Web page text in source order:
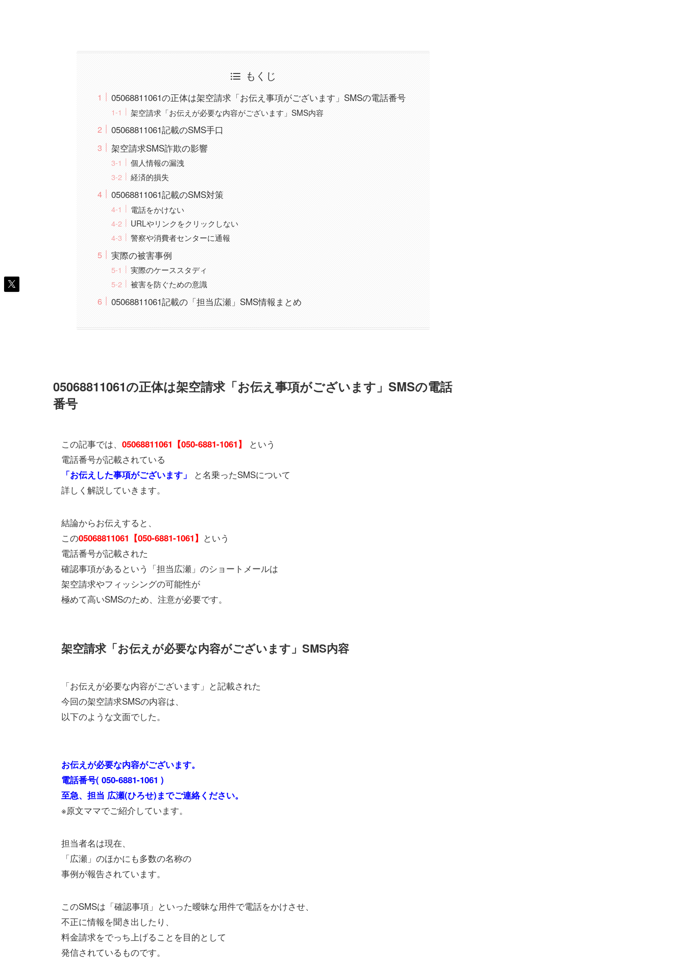
もくじ
05068811061の正体は架空請求「お伝え事項がございます」SMSの電話番号
架空請求「お伝えが必要な内容がございます」SMS内容
05068811061記載のSMS手口
架空請求SMS詐欺の影響
個人情報の漏洩
経済的損失
05068811061記載のSMS対策
電話をかけない
URLやリンクをクリックしない
警察や消費者センターに通報
実際の被害事例
実際のケーススタディ
被害を防ぐための意識
05068811061記載の「担当広瀬」SMS情報まとめ
05068811061の正体は架空請求「お伝え事項がございます」SMSの電話
番号
この記事では、 05068811061【050-6881-1061】
という
電話番号が記載されている
「お伝えした事項がございます」
と名乗ったSMSについて
詳しく解説していきます。
結論からお伝えすると、
この05068811061【050-6881-1061】 という
電話番号が記載された
確認事項があるという「担当広瀬」のショートメールは
架空請求やフィッシングの可能性が
極めて高いSMSのため、注意が必要です。
架空請求「お伝えが必要な内容がございます」SMS内容
「お伝えが必要な内容がございます」と記載された
今回の架空請求SMSの内容は、
以下のような文面でした。
お伝えが必要な内容がございます。
電話番号( 050-6881-1061 )
至急、担当 広瀬(ひろせ)までご連絡ください。
※原文ママでご紹介しています。
担当者名は現在、
「広瀬」のほかにも多数の名称の
事例が報告されています。
このSMSは「確認事項」といった曖昧な用件で電話をかけさせ、
不正に情報を聞き出したり、
料金請求をでっち上げることを目的として
発信されているものです。